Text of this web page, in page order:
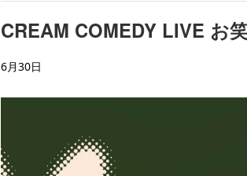
CREAM COMEDY LIVE お
6月30日